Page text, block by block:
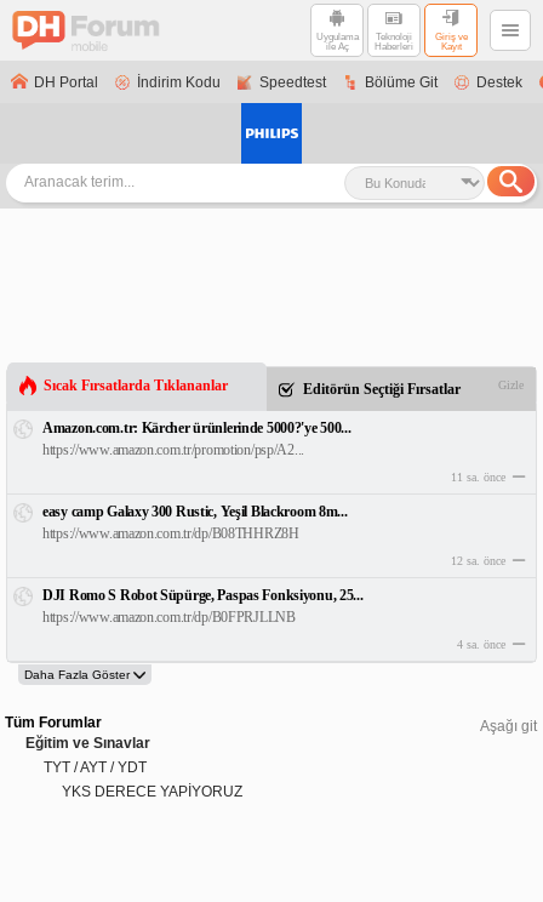
Uygulama
ile Aç
Teknoloji
Haberleri
Giriş ve
Kayıt
DH Portal İndirim Kodu Speedtest Bölüme Git Destek
Sıcak Fırsatlarda Tıklananlar Editörün Seçtiği Fırsatlar Gizle
Amazon.com.tr: Kärcher ürünlerinde 5000?'ye 500...
https://www.amazon.com.tr/promotion/psp/A2...
11 sa. önce
easy camp Galaxy 300 Rustic, Yeşil Blackroom 8m...
https://www.amazon.com.tr/dp/B08THHRZ8H
12 sa. önce
DJI Romo S Robot Süpürge, Paspas Fonksiyonu, 25...
https://www.amazon.com.tr/dp/B0FPRJLLNB
4 sa. önce
Aşağı git
Tüm Forumlar
Eğitim ve Sınavlar
TYT / AYT / YDT
YKS DERECE YAPİYORUZ